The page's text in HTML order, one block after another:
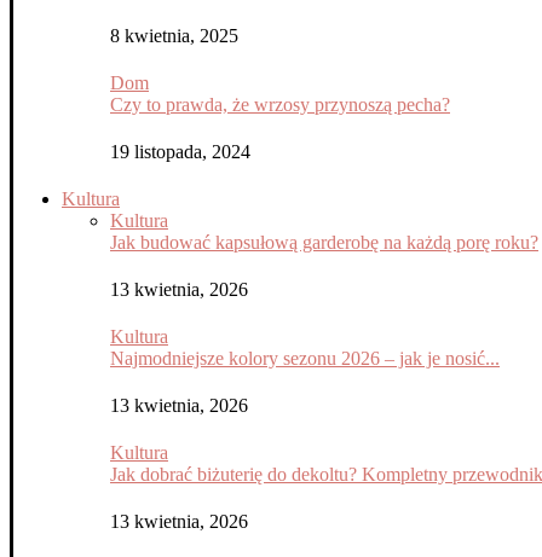
8 kwietnia, 2025
Dom
Czy to prawda, że wrzosy przynoszą pecha?
19 listopada, 2024
Kultura
Kultura
Jak budować kapsułową garderobę na każdą porę roku?
13 kwietnia, 2026
Kultura
Najmodniejsze kolory sezonu 2026 – jak je nosić...
13 kwietnia, 2026
Kultura
Jak dobrać biżuterię do dekoltu? Kompletny przewodnik
13 kwietnia, 2026